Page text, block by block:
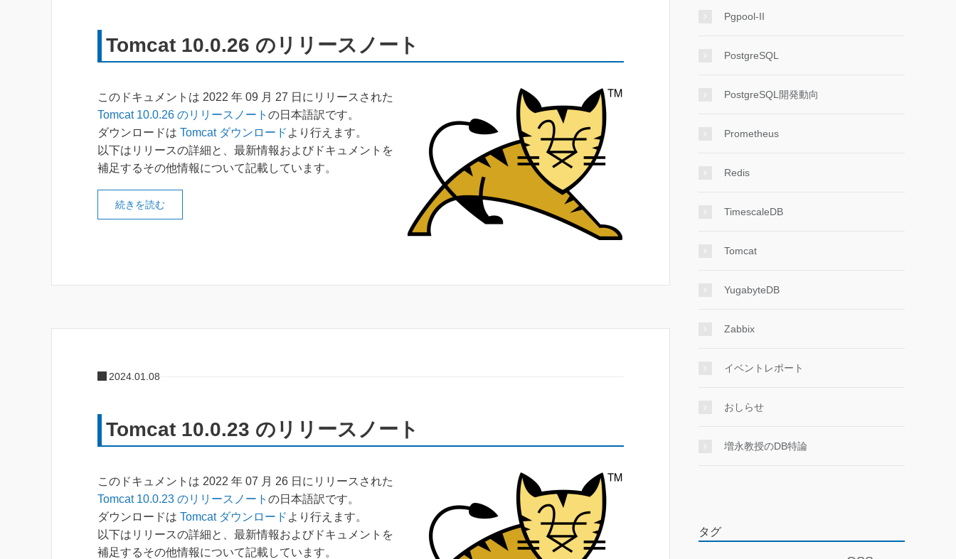
Tomcat 10.0.26 のリリースノート
このドキュメントは 2022 年 09 月 27 日にリリースされた
Tomcat 10.0.26 のリリースノート の日本語訳です。
ダウンロードは Tomcat ダウンロード より行えます。
以下はリリースの詳細と、最新情報およびドキュメントを
補足するその他情報について記載しています。
続きを読む
2024.01.08
Tomcat 10.0.23 のリリースノート
このドキュメントは 2022 年 07 月 26 日にリリースされた
Tomcat 10.0.23 のリリースノート の日本語訳です。
ダウンロードは Tomcat ダウンロード より行えます。
以下はリリースの詳細と、最新情報およびドキュメントを
補足するその他情報について記載しています。
Pgpool-II
PostgreSQL
PostgreSQL開発動向
Prometheus
Redis
TimescaleDB
Tomcat
YugabyteDB
Zabbix
イベントレポート
おしらせ
増永教授のDB特論
タグ